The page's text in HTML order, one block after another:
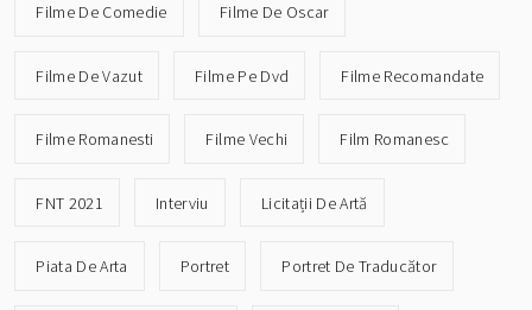
Filme De Comedie Filme De Oscar
Filme De Vazut Filme Pe Dvd Filme Recomandate
Filme Romanesti Filme Vechi Film Romanesc
FNT 2021 Interviu Licitații De Artă
Piata De Arta Portret Portret De Traducător